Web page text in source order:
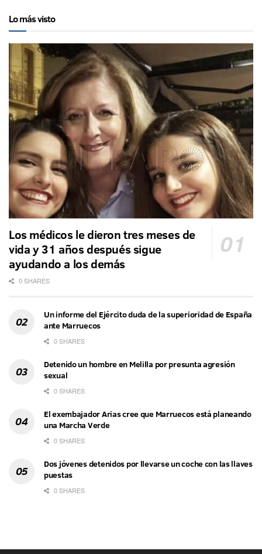
Lo más visto
Los médicos le dieron tres meses de
vida y 31 años después sigue
ayudando a los demás
0 SHARES
Un informe del Ejército duda de la superioridad de España
ante Marruecos
0 SHARES
Detenido un hombre en Melilla por presunta agresión
sexual
0 SHARES
El exembajador Arias cree que Marruecos está planeando
una Marcha Verde
0 SHARES
Dos jóvenes detenidos por llevarse un coche con las llaves
puestas
0 SHARES